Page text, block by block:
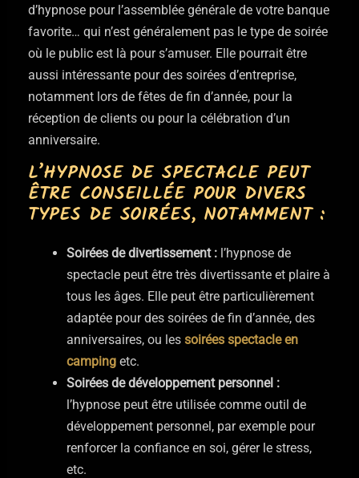
d’hypnose pour l’assemblée générale de votre banque
favorite… qui n’est généralement pas le type de soirée
où le public est là pour s’amuser. Elle pourrait être
aussi intéressante pour des soirées d’entreprise,
notamment lors de fêtes de fin d’année, pour la
réception de clients ou pour la célébration d’un
anniversaire.
L’HYPNOSE DE SPECTACLE PEUT
ÊTRE CONSEILLÉE POUR DIVERS
TYPES DE SOIRÉES, NOTAMMENT :
Soirées de divertissement :l’hypnose de
spectacle peut être très divertissante et plaire à
tous les âges. Elle peut être particulièrement
adaptée pour des soirées de fin d’année, des
anniversaires, ou les soirées spectacle en
campingetc.
Soirées de développement personnel :
l’hypnose peut être utilisée comme outil de
développement personnel, par exemple pour
renforcer la confiance en soi, gérer le stress,
etc.